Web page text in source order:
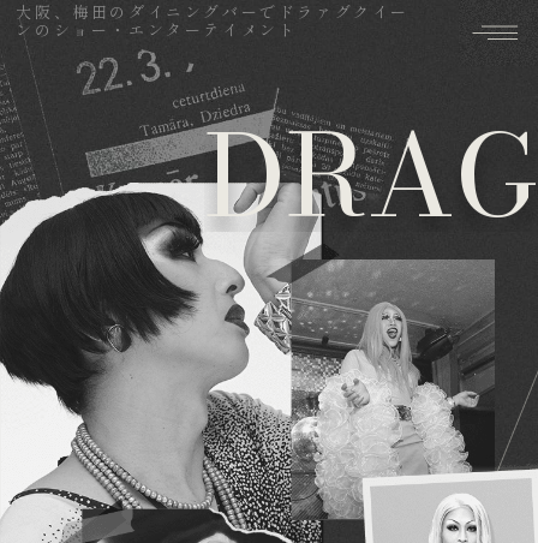
大阪、梅田のダイニングバーでドラァグクイー
ンのショー・エンターテイメント
DRAG